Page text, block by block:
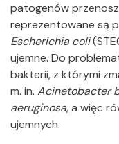
patogenów
reprezentowane są
Escherichia coli
ujemne. Do
bakterii, z którymi
m. in. Acinetobacter
aeruginosa, a więc
ujemnych.